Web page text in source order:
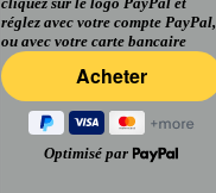
réglez avec votre compte PayPal,
ou avec votre carte bancaire
Optimisé par